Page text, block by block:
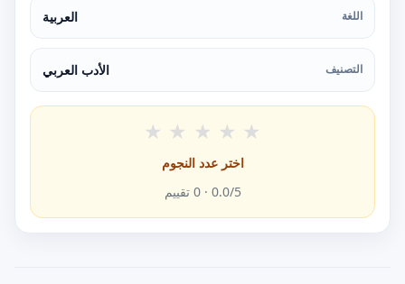
اللغة العربية
التصنيف الأدب العربي
★ ★ ★ ★ ★
اختر عدد النجوم
0.0/5 ·
0 تقييم